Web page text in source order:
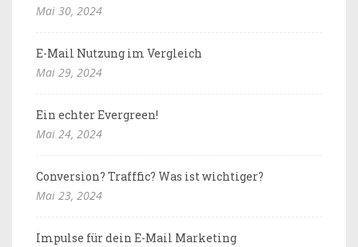
Mai 30, 2024
E-Mail Nutzung im Vergleich
Mai 29, 2024
Ein echter Evergreen!
Mai 24, 2024
Conversion? Trafffic? Was ist wichtiger?
Mai 23, 2024
Impulse für dein E-Mail Marketing